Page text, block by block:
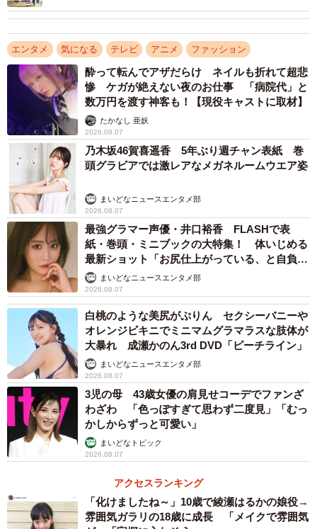
可愛らしいビジュアルと親しみやすい雰囲気が高く評価さ
れているようです。
深田恭子さん
【2位：深田恭子】
・優しい雰囲気で、女性としての品のある顔つきや、笑顔
でクラシカルな感じだから。（10代・女性）
・可愛いくて好きだから。（30代・男性）
・彼女が若い時から、「可愛くてきれいな人だな」と思っ
ていた。今でもきっと似合うと思う。（30代・女性）
に合っている気がするから。（40代・女性）
・メイド服が良く似合う美形で、性格も控えめな感じだか
エンタメ 気になる テレビ アニメ ファッション
酔って転んでアザだらけ ネイルも折れて超悲
惨 ケガが絶えない夜のお仕事 「病院代」と
数万円を渡す神客も！【現役キャストに取材】
たかなし 亜妖
2026.08.07
乃木坂46賀喜遥香 5年ぶり週チャン表紙 巻
頭グラビアでは激レアなメガネルームウエア姿
まいどなニュースエンタメ部
2026.08.07
最強グラマー声優・井口裕香 FLASHで表
紙・巻頭・ミニブックの大特集！ 体いじめる
最新ショット「お尻仕上がっている、と自負し
ています」「いくつになっても理想の身体でい
たい」
まいどなニュースエンタメ部
2026.08.07
白桃のような美尻がぷりん セクシーバニーや
オレンジビキニでミニマムグラマラスな肢体が
大暴れ 成瀬かのん3rd DVD「ピーチライン」
まいどなニュースエンタメ部
2026.08.07
3児の母 43歳女優の肩見せコーデでファンざ
わざわ 「色っぽすぎて思わず二度見」「むっ
かしからずっと可愛い」
まいどなトピック
2026.08.07
アクセスランキング
「化けましたね～」10歳で綾瀬はるかの娘役→
雰囲気ガラリの18歳に成長 「メイクで雰囲気